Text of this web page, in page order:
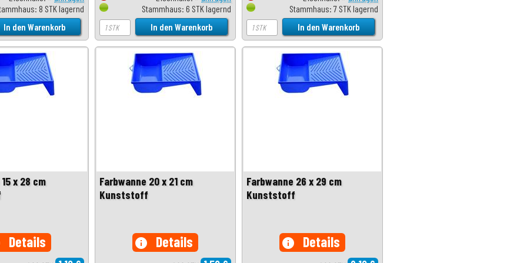
8 STK lagernd
Stammhaus: 6 STK lagernd
Stammhaus: 7 STK lagernd
x 28 cm
Details
Farbwanne 20 x 21 cm
Kunststoff
info Details
Farbwanne 26 x 29 cm
Kunststoff
info Details